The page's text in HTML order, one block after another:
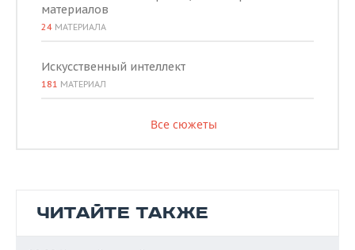
материалов
24 МАТЕРИАЛА
Искусственный интеллект
181 МАТЕРИАЛ
Все сюжеты
ЧИТАЙТЕ ТАКЖЕ